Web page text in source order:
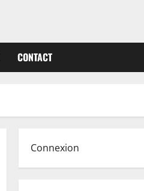
CONTACT
Connexion